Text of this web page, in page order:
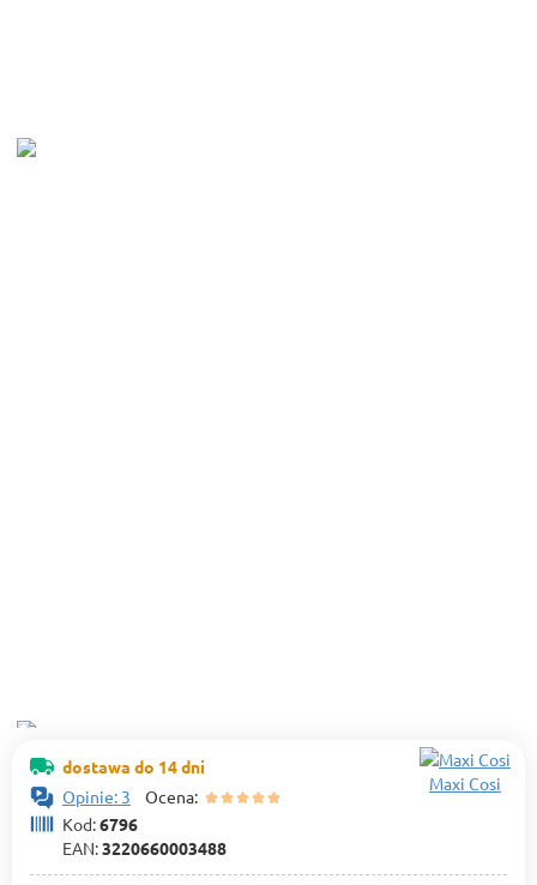
dostawa do 14 dni
Opinie: 3 Ocena:
Kod:6796
EAN:3220660003488
Maxi Cosi